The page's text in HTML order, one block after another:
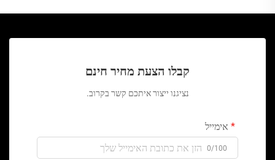
קבלו הצעת מחיר חינם
נציגנו ייצור איתכם קשר בקרוב.
אימייל
0/100